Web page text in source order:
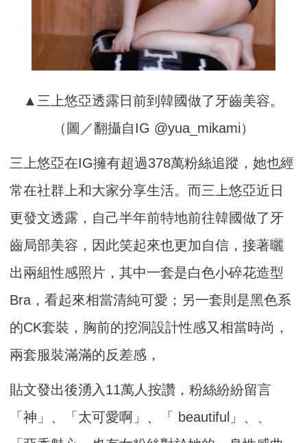
▲三上悠亞透露日前到韓國做了牙齒美容。
（圖／翻攝自IG @yua_mikami）
三上悠亞在IG擁有超過378萬粉絲追蹤，她也經
常在社群上和大家分享生活。而三上悠亞近日
更發文透露，自己半年前特地前往韓國做了牙
齒局部美容，因此笑起來也更加自信，接著曬
出兩組性感照片，其中一套是白色小碎花造型
Bra，看起來相當清純可愛；另一套則是黑色系
的CK套裝，胸前的挖洞設計性感又相當時尚，
兩套服裝滿滿的反差感，
貼文發出後湧入11萬人按讚，粉絲紛紛留言
「神」、「太可愛啊」、「 beautiful」、、